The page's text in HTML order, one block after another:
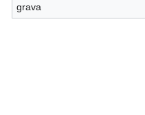
grava